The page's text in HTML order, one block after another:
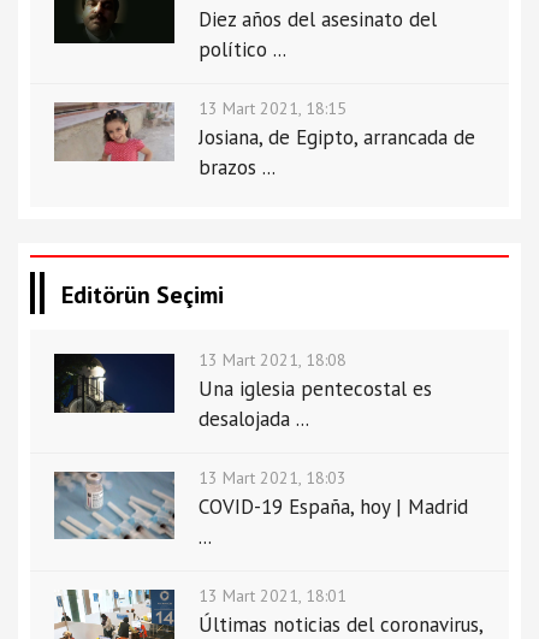
Diez años del asesinato del
político ...
13 Mart 2021, 18:15
Josiana, de Egipto, arrancada de
brazos ...
Editörün Seçimi
13 Mart 2021, 18:08
Una iglesia pentecostal es
desalojada ...
13 Mart 2021, 18:03
COVID-19 España, hoy | Madrid
...
13 Mart 2021, 18:01
Últimas noticias del coronavirus,